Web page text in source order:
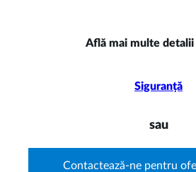
Află mai multe detalii
Siguranță
sau
Contactează-ne pentru